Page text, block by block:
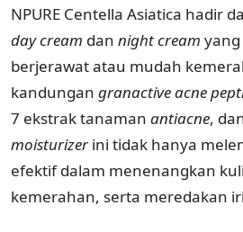
NPURE Centella Asiatica hadir
day cream dan nightcream
berjerawat atau mudah
kandungan granactive acne
7 ekstrak tanaman antiacne,
moisturizerini tidak hanya
efektif dalam menenangkan
kemerahan, serta meredakan